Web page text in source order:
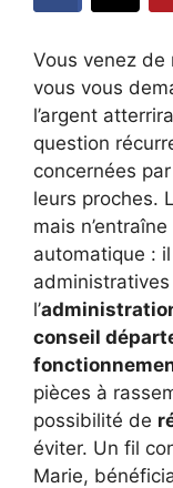
Vous venez de
vous vous
l’argent
question
concernées
leurs proches.
mais
automatique :
l’
conseil
pièces à
possibilité de
éviter. Un fil
Marie,